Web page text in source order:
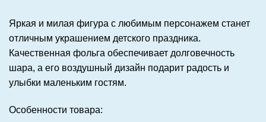
Яркая и милая фигура с любимым персонажем станет
отличным украшением детского праздника.
Качественная фольга обеспечивает долговечность
шара, а его воздушный дизайн подарит радость и
улыбки маленьким гостям.
Особенности товара: